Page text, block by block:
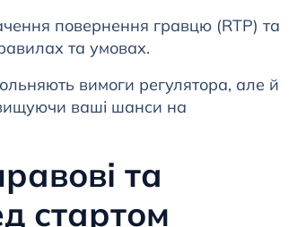
повернення гравцю (RTP) та
та умовах.
вимоги регулятора, але й
ваші шанси на
та
стартом